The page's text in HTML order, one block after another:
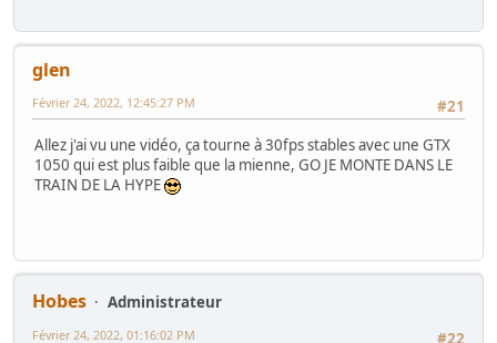
glen
#21
Février 24, 2022, 12:45:27 PM
Allez j'ai vu une vidéo, ça tourne à 30fps stables avec une GTX
1050 qui est plus faible que la mienne, GO JE MONTE DANS LE
TRAIN DE LA HYPE
Hobes
Administrateur
#22
Février 24, 2022, 01:16:02 PM